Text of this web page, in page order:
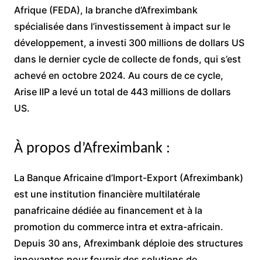
Afrique (FEDA), la branche d’Afreximbank
spécialisée dans l’investissement à impact sur le
développement, a investi 300 millions de dollars US
dans le dernier cycle de collecte de fonds, qui s’est
achevé en octobre 2024. Au cours de ce cycle,
Arise IIP a levé un total de 443 millions de dollars
US.
À propos d’Afreximbank :
La Banque Africaine d’Import-Export (Afreximbank)
est une institution financière multilatérale
panafricaine dédiée au financement et à la
promotion du commerce intra et extra-africain.
Depuis 30 ans, Afreximbank déploie des structures